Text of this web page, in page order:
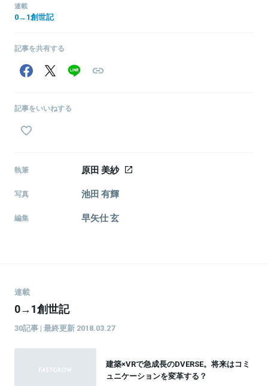
ー株式会社に買収されたことでヤフー株式会社に移籍する。2015年
12月に退社し、翌1月にグルメハント株式会社を創業、代表取締役
関連情報をみる
連載
0→1創世記
記事を共有する
記事をいいねする
執筆 原田 美紗
写真 池田 有輝
編集 早矢仕 玄
連載
0→1創世記
30記事 | 最終更新 2018.03.27
建築×VRで急成長のDVERSE。将来はコミ
ュニケーションを変革する？